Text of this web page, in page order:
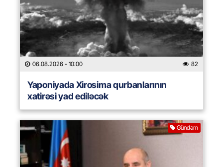
06.08.2026 - 10:00 82
Yaponiyada Xirosima qurbanlarının
xatirəsi yad ediləcək
Gündəm